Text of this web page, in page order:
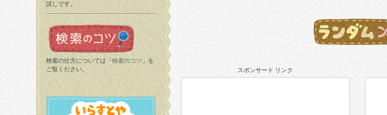
試しです。
検索の仕方については「 検索のコツ 」を
ご覧ください。
スポンサード リンク